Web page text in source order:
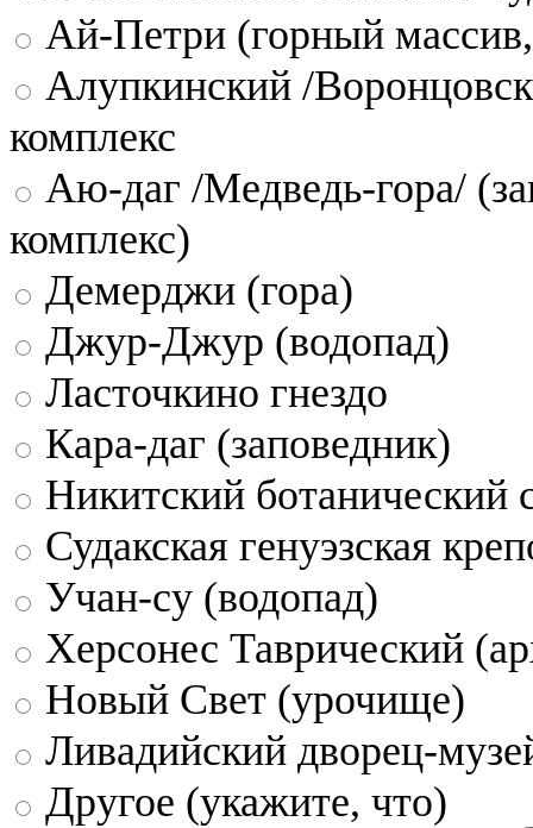
Ай-Петри (горный
Алупкинский /
комплекс
Аю-даг /Медведь-гора/
комплекс)
Демерджи (гора)
Джур-Джур (водопад)
Ласточкино гнездо
Кара-даг (заповедник)
Никитский ботанический
Судакская генуэзская
Учан-су (водопад)
Херсонес Таврический
Новый Свет (урочище)
Ливадийский дворец-
Другое (укажите, что)